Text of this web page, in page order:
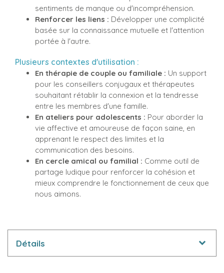
sentiments de manque ou d'incompréhension.
Renforcer les liens : Développer une complicité
basée sur la connaissance mutuelle et l'attention
portée à l'autre.
Plusieurs contextes d'utilisation :
En thérapie de couple ou familiale : Un support
pour les conseillers conjugaux et thérapeutes
souhaitant rétablir la connexion et la tendresse
entre les membres d'une famille.
En ateliers pour adolescents : Pour aborder la
vie affective et amoureuse de façon saine, en
apprenant le respect des limites et la
communication des besoins.
En cercle amical ou familial : Comme outil de
partage ludique pour renforcer la cohésion et
mieux comprendre le fonctionnement de ceux que
nous aimons.
Détails